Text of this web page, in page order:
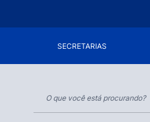
SECRETARIAS